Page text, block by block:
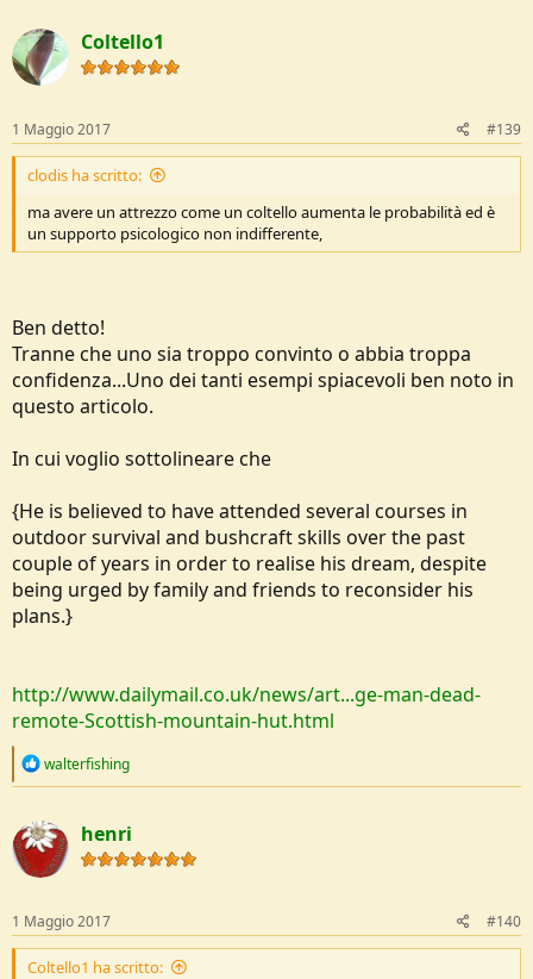
c
t
i
o
s
:
Coltello1
1 Maggio 2017 #139
clodis ha scritto:
ma avere un attrezzo come un coltello aumenta le probabilità ed è
un supporto psicologico non indifferente,
Ben detto!
Tranne che uno sia troppo convinto o abbia troppa
confidenza...Uno dei tanti esempi spiacevoli ben noto in
questo articolo.
In cui voglio sottolineare che
{He is believed to have attended several courses in
outdoor survival and bushcraft skills over the past
couple of years in order to realise his dream, despite
being urged by family and friends to reconsider his
plans.}
http://www.dailymail.co.uk/news/art...ge-man-dead-
remote-Scottish-mountain-hut.html
R
c
t
i
o
s
:
walterfishing
henri
1 Maggio 2017 #140
Coltello1 ha scritto: